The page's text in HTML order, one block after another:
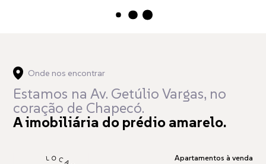
Onde nos encontrar
Estamos na Av. Getúlio Vargas, no
coração de Chapecó.
A imobiliária do prédio amarelo.
Apartamentos à venda